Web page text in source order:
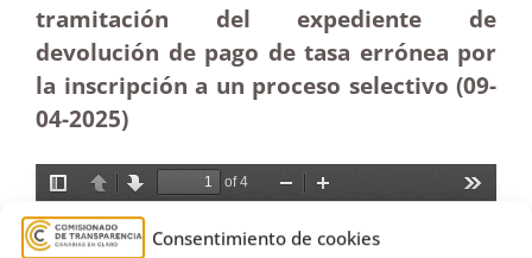
Consentimiento de cookies
tramitación del expediente de
devolución de pago de tasa errónea por
la inscripción a un proceso selectivo (09-
04-2025)